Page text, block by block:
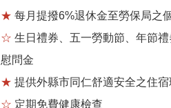
★ 每月提撥6%退休金至勞保局之
☆ 生日禮券、五一勞動節、年節
慰問金
★ 提供外縣市同仁舒適安全之住宿
☆ 定期免費健康檢查